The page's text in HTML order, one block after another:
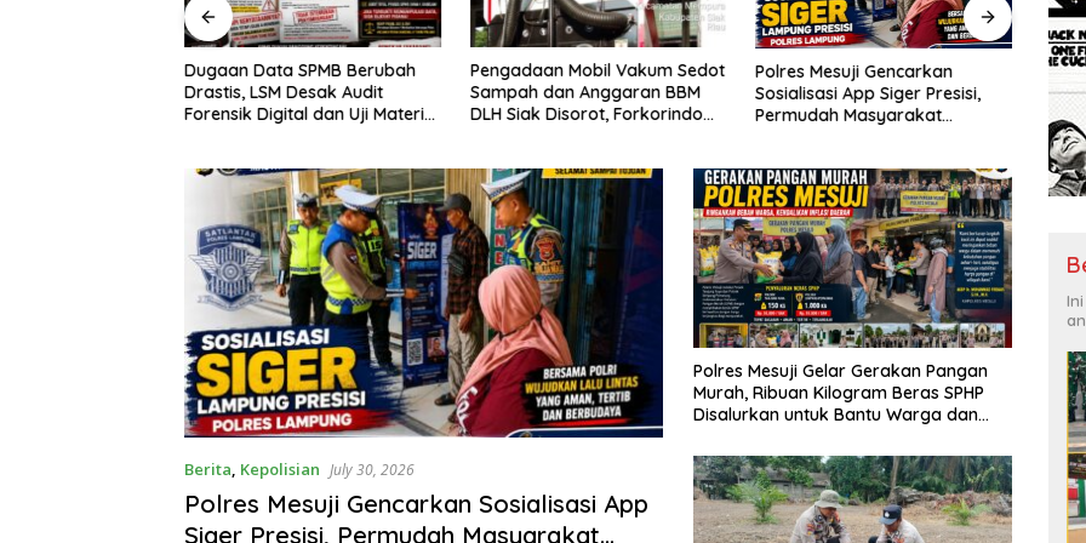
Dugaan Data SPMB Berubah
Drastis, LSM Desak Audit
Forensik Digital dan Uji Materi
Pengadaan Mobil Vakum Sedot
Sampah dan Anggaran BBM
DLH Siak Disorot, Forkorindo
Polres Mesuji Gencarkan
Sosialisasi App Siger Presisi,
Permudah Masyarakat
Berita, Kepolisian July 30, 2026
Polres Mesuji Gencarkan Sosialisasi App
Siger Presisi, Permudah Masyarakat
Polres Mesuji Gelar Gerakan Pangan
Murah, Ribuan Kilogram Beras SPHP
Disalurkan untuk Bantu Warga dan